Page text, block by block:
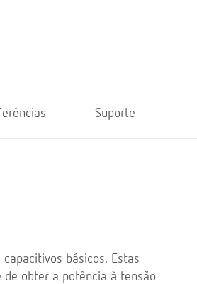
Suporte
básicos. Estas
obter a potência à tensão